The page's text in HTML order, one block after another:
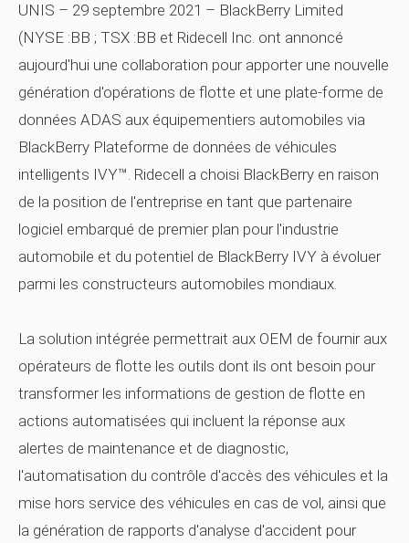
UNIS – 29 septembre 2021 – BlackBerry Limited
(NYSE :BB ; TSX :BB et Ridecell Inc. ont annoncé
aujourd'hui une collaboration pour apporter une nouvelle
génération d'opérations de flotte et une plate-forme de
données ADAS aux équipementiers automobiles via
BlackBerry Plateforme de données de véhicules
intelligents IVY™. Ridecell a choisi BlackBerry en raison
de la position de l'entreprise en tant que partenaire
logiciel embarqué de premier plan pour l'industrie
automobile et du potentiel de BlackBerry IVY à évoluer
parmi les constructeurs automobiles mondiaux.
La solution intégrée permettrait aux OEM de fournir aux
opérateurs de flotte les outils dont ils ont besoin pour
transformer les informations de gestion de flotte en
actions automatisées qui incluent la réponse aux
alertes de maintenance et de diagnostic,
l'automatisation du contrôle d'accès des véhicules et la
mise hors service des véhicules en cas de vol, ainsi que
la génération de rapports d'analyse d'accident pour